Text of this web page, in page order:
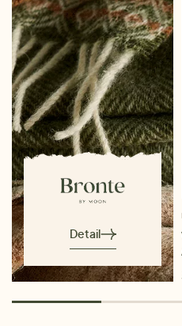
Detail